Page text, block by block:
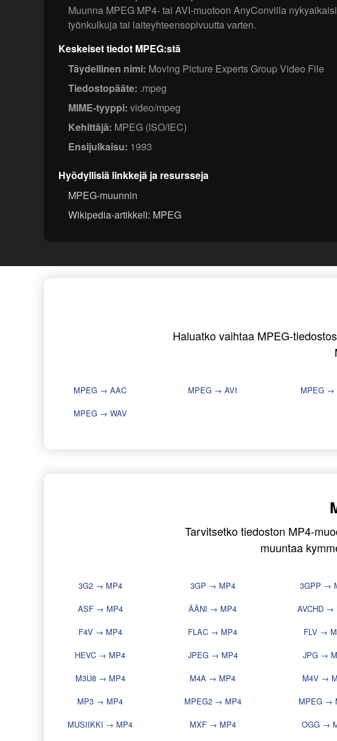
Muunna MPEG MP4- tai AVI-muotoon AnyConvilla
työnkulkuja tai laiteyhteensopivuutta varten.
Keskeiset tiedot MPEG:stä
Täydellinen nimi: Moving Picture Experts Group Video File
Tiedostopääte: .mpeg
MIME-tyyppi: video/mpeg
Kehittäjä: MPEG (ISO/IEC)
Ensijulkaisu: 1993
Hyödyllisiä linkkejä ja resursseja
MPEG-muunnin
Wikipedia-artikkeli: MPEG
Haluatko vaihtaa MPEG-
MPEG → AAC MPEG → AVI MPEG →
MPEG → WAV
Tarvitsetko tiedoston MP4-
muuntaa
3G2 → MP4 3GP → MP4 3GPP →
ASF → MP4
ÄÄNI → MP4 AVCHD →
F4V → MP4
FLAC → MP4 FLV →
HEVC → MP4
JPEG → MP4 JPG →
M3U8 → MP4
M4A → MP4 M4V →
MP3 → MP4
MPEG2 → MP4 MPEG →
MUSIIKKI → MP4
MXF → MP4 OGG →